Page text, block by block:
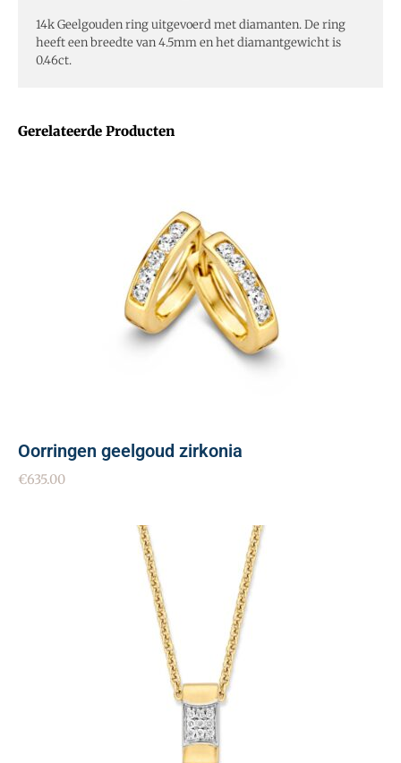
Gerelateerde Producten
Oorringen geelgoud zirkonia
€635.00
14k Geelgouden ring uitgevoerd met diamanten. De ring
heeft een breedte van 4.5mm en het diamantgewicht is
0.46ct.